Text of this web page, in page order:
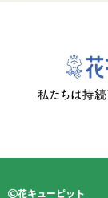
花キューピット